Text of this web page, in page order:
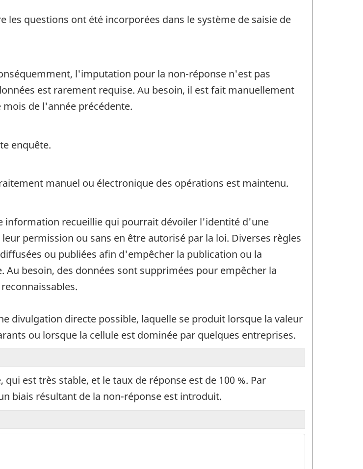
les questions ont été incorporées dans le système de saisie de
l'imputation pour la non-réponse n'est pas
est rarement requise. Au besoin, il est fait manuellement
de l'année précédente.
enquête.
manuel ou électronique des opérations est maintenu.
information recueillie qui pourrait dévoiler l'identité d'une
permission ou sans en être autorisé par la loi. Diverses règles
ou publiées afin d'empêcher la publication ou la
besoin, des données sont supprimées pour empêcher la
divulgation directe possible, laquelle se produit lorsque la valeur
ou lorsque la cellule est dominée par quelques entreprises.
est très stable, et le taux de réponse est de 100 %. Par
biais résultant de la non-réponse est introduit.